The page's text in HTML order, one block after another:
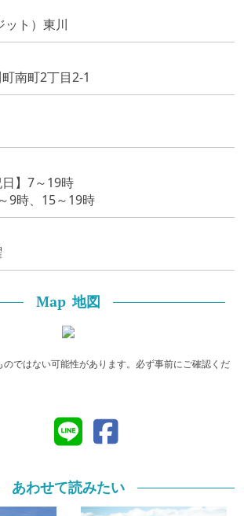
ト）東川
南町2丁目2-1
日】7～19時
9時、15～19時
Map 地図
ではない可能性があります。必ず事前にご確認くだ
あわせて読みたい